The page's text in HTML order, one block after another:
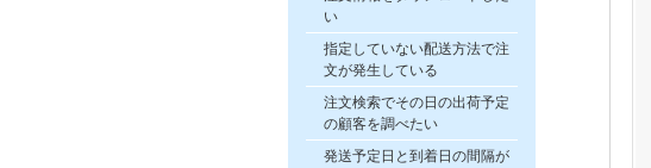
い
指定していない配送方法で注
文が発生している
注文検索でその日の出荷予定
の顧客を調べたい
発送予定日と到着日の間隔が